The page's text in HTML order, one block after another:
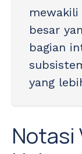
besar
bagian
yang
Notasi